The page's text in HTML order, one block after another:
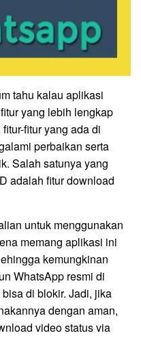
tahu kalau aplikasi
yang lebih lengkap
fitur yang ada di
perbaikan serta
Salah satunya yang
adalah fitur download
untuk menggunakan
memang aplikasi ini
kemungkinan
WhatsApp resmi di
di blokir. Jadi, jika
dengan aman,
video status via